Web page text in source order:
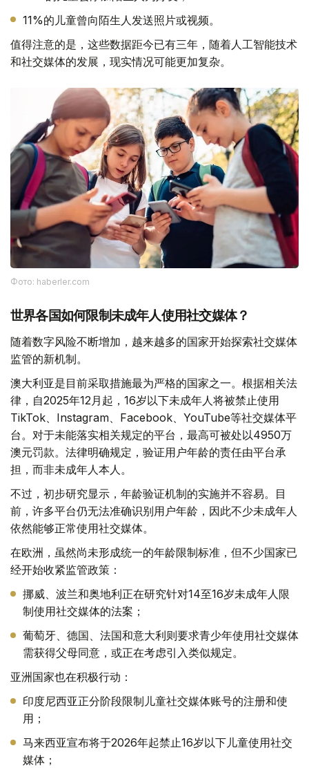
11%的儿童曾向陌生人发送照片或视频。
值得注意的是，这些数据距今已有三年，随着人工智能技术
和社交媒体的发展，现实情况可能更加复杂。
Фото: haberler.com
世界各国如何限制未成年人使用社交媒体？
随着数字风险不断增加，越来越多的国家开始探索社交媒体
监管的新机制。
澳大利亚是目前采取措施最为严格的国家之一。根据相关法
律，自2025年12月起，16岁以下未成年人将被禁止使用
TikTok、Instagram、Facebook、YouTube等社交媒体平
台。对于未能落实相关规定的平台，最高可被处以4950万
澳元罚款。法律明确规定，验证用户年龄的责任由平台承
担，而非未成年人本人。
不过，初步研究显示，年龄验证机制的实施并不容易。目
前，许多平台仍无法准确识别用户年龄，因此不少未成年人
依然能够正常使用社交媒体。
在欧洲，虽然尚未形成统一的年龄限制标准，但不少国家已
经开始收紧监管政策：
挪威、波兰和奥地利正在研究针对14至16岁未成年人限
制使用社交媒体的法案；
葡萄牙、德国、法国和意大利则要求青少年使用社交媒体
需获得父母同意，或正在考虑引入类似规定。
亚洲国家也在积极行动：
印度尼西亚正分阶段限制儿童社交媒体账号的注册和使
用；
马来西亚宣布将于2026年起禁止16岁以下儿童使用社交
媒体；